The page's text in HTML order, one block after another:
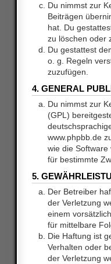
Du nimmst zur
Beiträgen
hat. Du
zu löschen oder
Du gestattest
o. g. Regeln
zuzufügen.
4. GENERAL
Du nimmst zur
(GPL)
www.phpbb.de
wie die
für bestimmte
5.
Der Betreiber
der Verletzung
einem
für mittelbare
Die Haftung ist
Verhalten oder
der Verletzung